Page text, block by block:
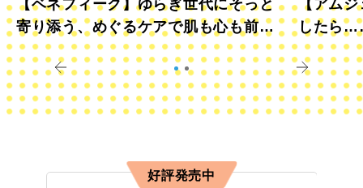
【ベネフィーク】ゆらぎ世代にそっと
寄り添う、めぐるケアで肌も心も前向
きに
【アムジ
したら
すか？
好評発売中